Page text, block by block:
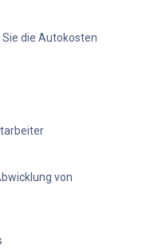
die Autokosten
von